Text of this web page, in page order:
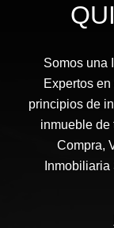
Somos una
Expertos
principios de
inmueble de
Compra,